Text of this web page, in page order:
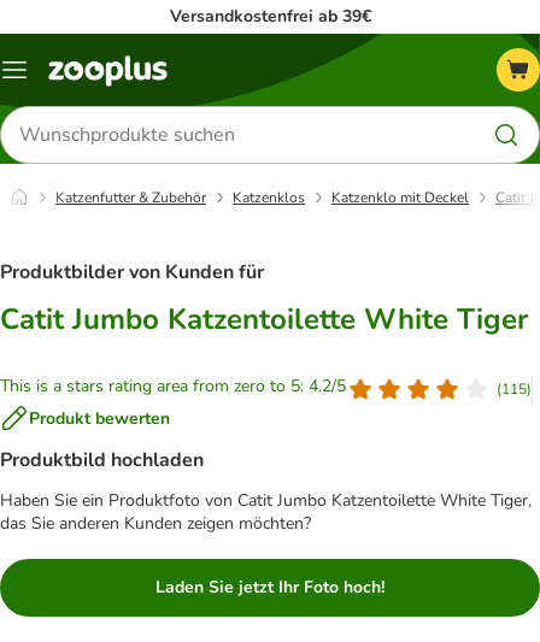
Versandkostenfrei ab 39€
Menü
Produkte
suchen
Katzenfutter & Zubehör Katzenklos Katzenklo mit Deckel Catit
Produktbilder von Kunden für
Catit Jumbo Katzentoilette White Tiger
This is a stars rating area from zero to 5: 4.2/5 (115)
Produkt bewerten
Produktbild hochladen
Haben Sie ein Produktfoto von Catit Jumbo Katzentoilette White Tiger,
das Sie anderen Kunden zeigen möchten?
Laden Sie jetzt Ihr Foto hoch!